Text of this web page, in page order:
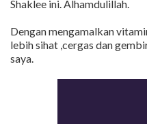
Shaklee ini. Alhamdulillah.
Dengan mengamalkan
lebih sihat ,cergas dan
saya.